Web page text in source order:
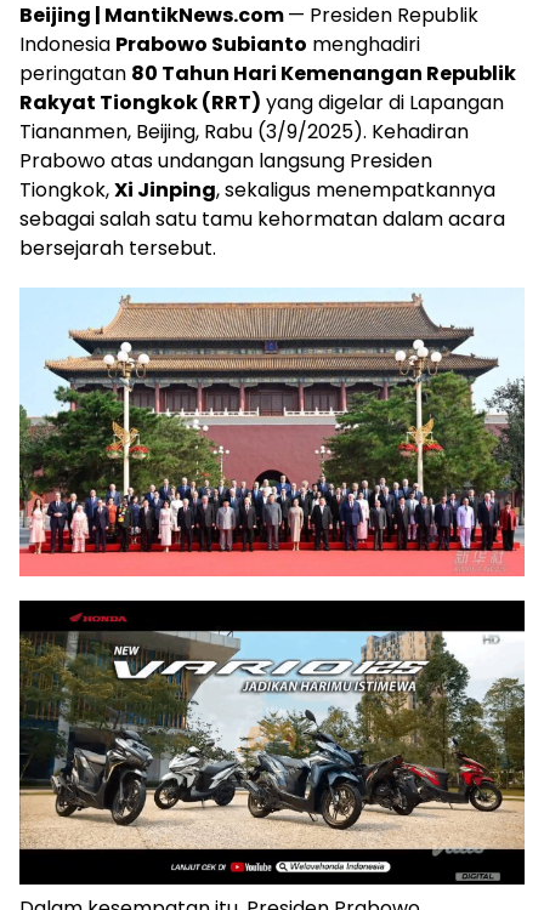
Beijing | MantikNews.com— Presiden Republik
Indonesia Prabowo Subianto menghadiri
peringatan 80 Tahun Hari Kemenangan Republik
Rakyat Tiongkok (RRT) yang digelar di Lapangan
Tiananmen, Beijing, Rabu (3/9/2025). Kehadiran
Prabowo atas undangan langsung Presiden
Tiongkok,Xi Jinping, sekaligus menempatkannya
sebagai salah satu tamu kehormatan dalam acara
bersejarah tersebut.